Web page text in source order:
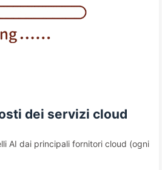
dei servizi cloud
AI dai principali fornitori cloud (ogni